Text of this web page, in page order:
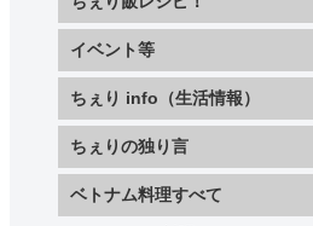
イベント等
ちぇり info（生活情報）
ちぇりの独り言
ベトナム料理すべて